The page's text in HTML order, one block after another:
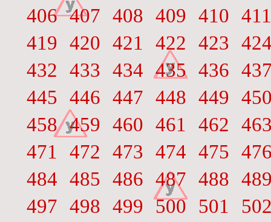
406 407 408 409 410 411
419 420 421 422 423
432
433 434 435 436
445 446 447 448 449
458 459 460 461 462
471
472 473 474 475
484 485 486 487 488
497 498 499 500 501